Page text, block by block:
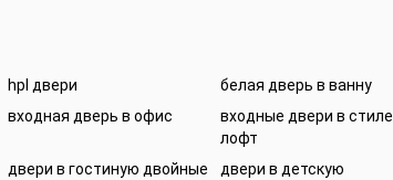
hpl двери белая дверь в ванну
входная дверь в офис
входные двери в стиле
лофт
двери в гостиную двойные двери в детскую